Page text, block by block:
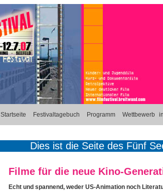
Startseite Festivaltagebuch Programm Wettbewerb
Dies ist die Seite des Fünf
Filme für die neue Kino-
Echt und spannend, weder US-Animation noch